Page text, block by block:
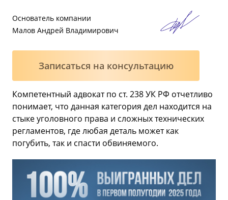
Основатель компании
Малов Андрей Владимирович
Записаться на консультацию
Компетентный адвокат по ст. 238 УК РФ отчетливо
понимает, что данная категория дел находится на
стыке уголовного права и сложных технических
регламентов, где любая деталь может как
погубить, так и спасти обвиняемого.